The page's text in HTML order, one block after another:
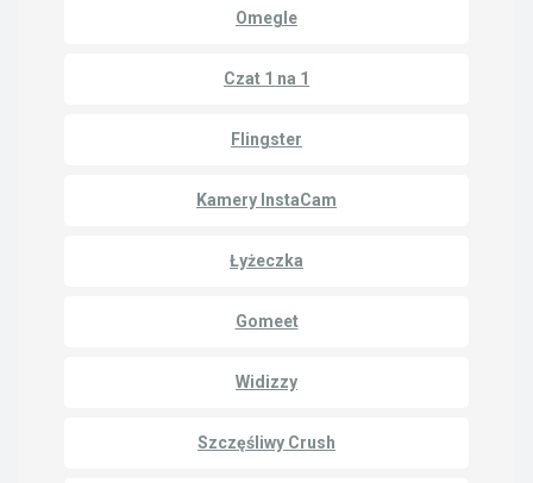
Omegle
Czat 1 na 1
Flingster
Kamery InstaCam
Łyżeczka
Gomeet
Widizzy
Szczęśliwy Crush